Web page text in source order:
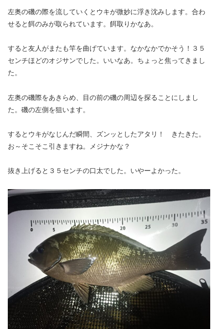
左奥の磯の際を流していくとウキが微妙に浮き沈みします。合わ
せると餌のみが取られています。餌取りかなあ。
すると友人がまたも竿を曲げています。なかなかでかそう！３５
センチほどのオジサンでした。いいなあ。ちょっと焦ってきまし
た。
左奥の磯際をあきらめ、目の前の磯の周辺を探ることにしまし
た。磯の左側を狙います。
するとウキがなじんだ瞬間、ズンッとしたアタリ！ きたきた。
お～そこそこ引きますね。メジナかな？
抜き上げると３５センチの口太でした。いやーよかった。